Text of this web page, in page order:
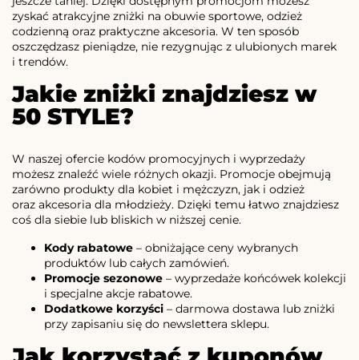
zyskać atrakcyjne zniżki na obuwie sportowe, odzież
codzienną oraz praktyczne akcesoria. W ten sposób
oszczędzasz pieniądze, nie rezygnując z ulubionych marek
i trendów.
Jakie zniżki znajdziesz w
50 STYLE?
W naszej ofercie kodów promocyjnych i wyprzedaży
możesz znaleźć wiele różnych okazji. Promocje obejmują
zarówno produkty dla kobiet i mężczyzn, jak i odzież
oraz akcesoria dla młodzieży. Dzięki temu łatwo znajdziesz
coś dla siebie lub bliskich w niższej cenie.
Kody rabatowe – obniżające ceny wybranych
produktów lub całych zamówień.
Promocje sezonowe – wyprzedaże końcówek kolekcji
i specjalne akcje rabatowe.
Dodatkowe korzyści – darmowa dostawa lub zniżki
przy zapisaniu się do newslettera sklepu.